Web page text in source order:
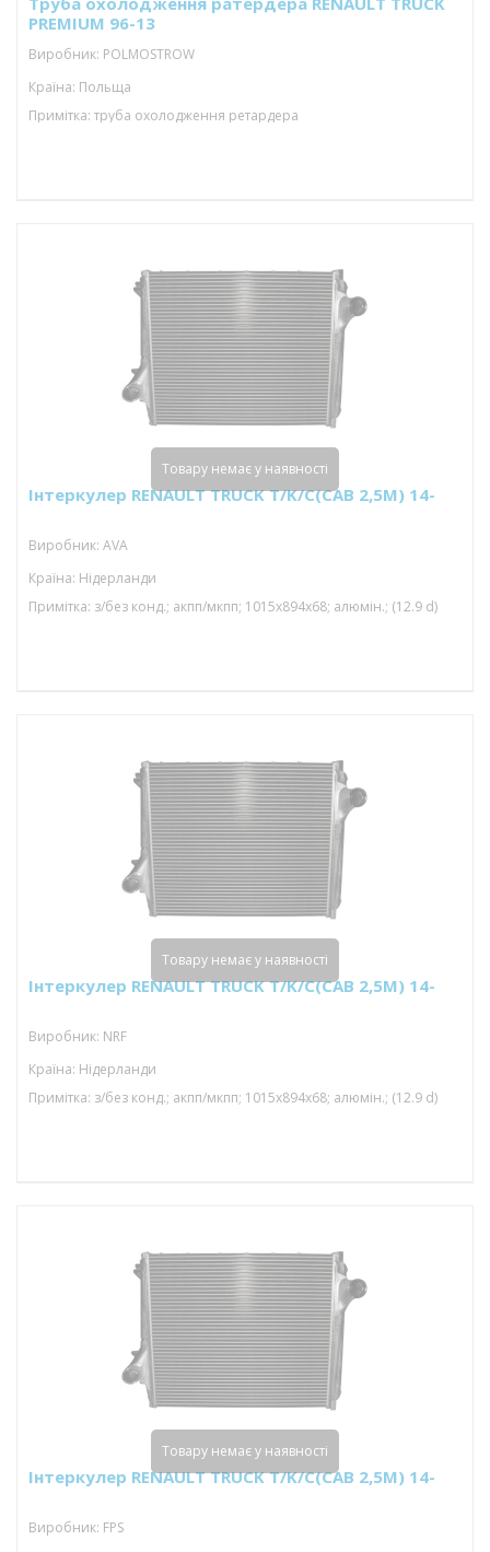
PREMIUM 96-13
Виробник: POLMOSTROW
Країна: Польща
Примітка: труба охолодження ретардера
Інтеркулер RENAULT TRUCK T/K/C(CAB 2,5M) 14-
Виробник: AVA
Країна: Нідерланди
Примітка: з/без конд.; акпп/мкпп; 1015x894x68; алюмін.; (12.9 d)
Товару немає у наявності
Інтеркулер RENAULT TRUCK T/K/C(CAB 2,5M) 14-
Виробник: NRF
Країна: Нідерланди
Примітка: з/без конд.; акпп/мкпп; 1015x894x68; алюмін.; (12.9 d)
Товару немає у наявності
Інтеркулер RENAULT TRUCK T/K/C(CAB 2,5M) 14-
Виробник: FPS
Товару немає у наявності